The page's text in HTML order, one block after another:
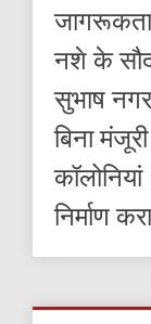
जागरूकता
नशे के
सुभाष
बिना
निर्माण